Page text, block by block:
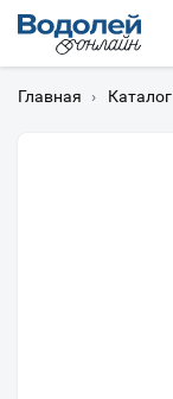
Главная › Каталог